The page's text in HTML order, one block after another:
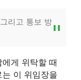
리고 통보 방
게 위탁할 때
이 위임장을